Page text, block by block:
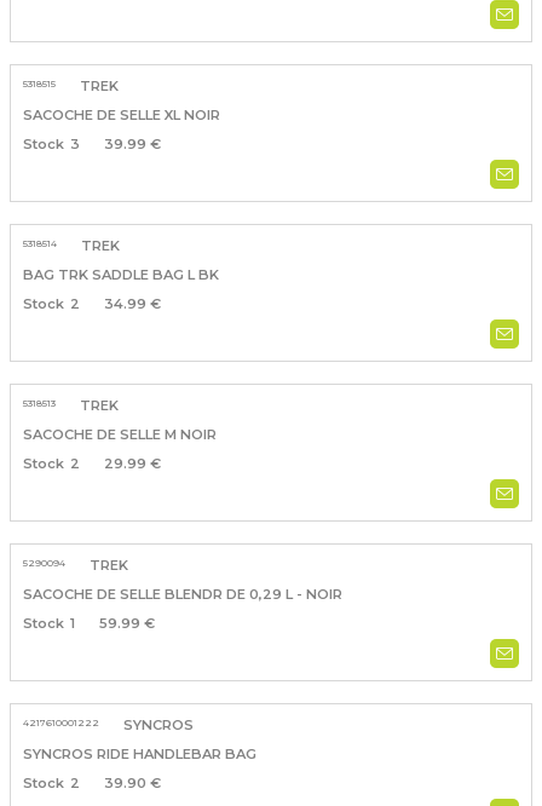
5318515
TREK
SACOCHE DE SELLE XL NOIR
3
39.99 €
5318514
TREK
BAG TRK SADDLE BAG L BK
2
34.99 €
5318513
TREK
SACOCHE DE SELLE M NOIR
2
29.99 €
5290094
TREK
SACOCHE DE SELLE BLENDR DE 0,29 L - NOIR
1
59.99 €
4217610001222
SYNCROS
SYNCROS RIDE HANDLEBAR BAG
2
39.90 €